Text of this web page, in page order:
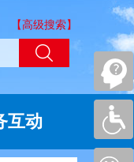
【高级搜索】
互动